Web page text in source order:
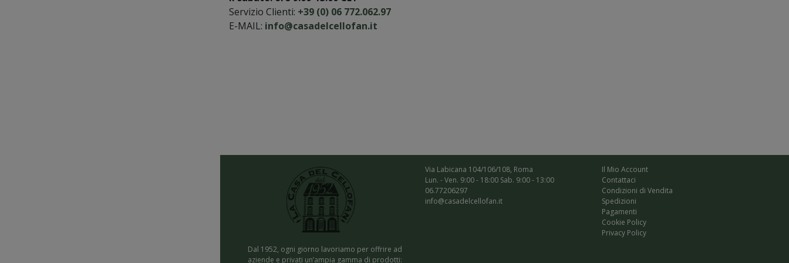
Servizio Clienti: +39 (0) 06 772.062.97
E-MAIL: info@casadelcellofan.it
Dal 1952, ogni giorno lavoriamo per offrire ad
aziende e privati un’ampia gamma di prodotti:
Via Labicana 104/106/108, Roma
Lun. - Ven. 9:00 - 18:00 Sab. 9:00 - 13:00
06.77206297
info@casadelcellofan.it
Il Mio Account
Contattaci
Condizioni di Vendita
Spedizioni
Pagamenti
Cookie Policy
Privacy Policy